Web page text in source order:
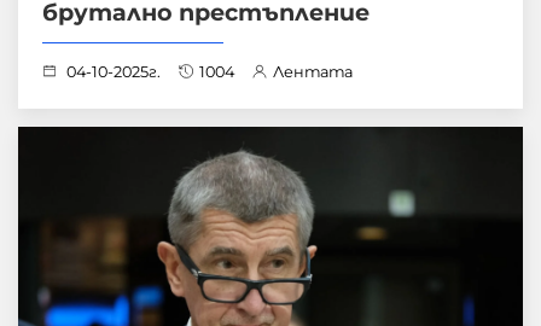
брутално престъпление
04-10-2025г. 1004 Лентата